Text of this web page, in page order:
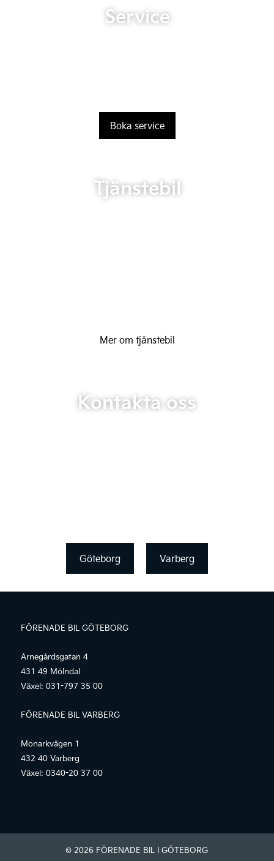
Service
Boka service
Tjänstebil
Mer om tjänstebil
Kontakta oss
Göteborg Varberg
FÖRENADE BIL GÖTEBORG
Arnegårdsgatan 4
431 49 Mölndal
Växel: 031-797 35 00
FÖRENADE BIL VARBERG
Monarkvägen 1
432 40 Varberg
Växel: 0340-20 37 00
© 2026 FÖRENADE BIL I GÖTEBORG